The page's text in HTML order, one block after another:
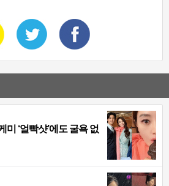
미 ‘얼빡샷’에도 굴욕 없